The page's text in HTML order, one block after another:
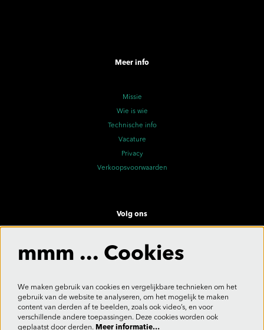
Meer info
Missie
Wie is wie
Technische info
Vacature
Privacy
Verkoopsvoorwaarden
Volg ons
Aanmelden
mmm ... Cookies
We maken gebruik van cookies en vergelijkbare technieken om het
gebruik van de website te analyseren, om het mogelijk te maken
content van derden af te beelden, zoals ook video’s, en voor
verschillende andere toepassingen. Deze cookies worden ook
geplaatst door derden. Meer informatie…